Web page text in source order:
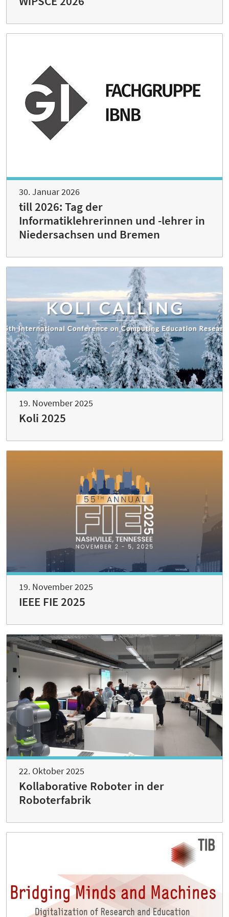
30. Januar 2026
till 2026: Tag der
Informatiklehrerinnen und -lehrer in
Niedersachsen und Bremen
19. November 2025
Koli 2025
19. November 2025
IEEE FIE 2025
22. Oktober 2025
Kollaborative Roboter in der
Roboterfabrik